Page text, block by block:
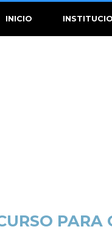
INICIO
PARA